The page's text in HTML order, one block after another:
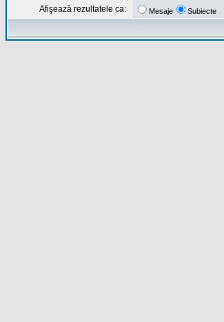
Afişează rezultatele ca: Mesaje Subiecte